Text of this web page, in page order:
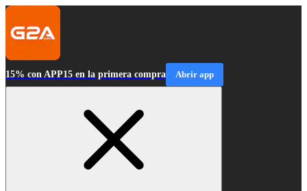
15% con APP15 en la primera compra Abrir app